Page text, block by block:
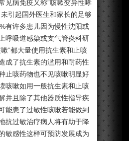
见病免疫又称”咳嗽变异性哮
引起国外医生和家长的足够
有许多患儿因为慢性沈阳或
呼吸道感染或支气管炎科研
”都大量使用抗生素和止咳
成了抗生素的滥用和耐药性
止咳药物也不见咳嗽明显好
咳嗽如用一般抗生素和止咳
并且除了其他器质性指导疾
能患了过敏性咳嗽若能做到
抗过敏治疗病人将有助于降
敏感性这样可预防发展成为